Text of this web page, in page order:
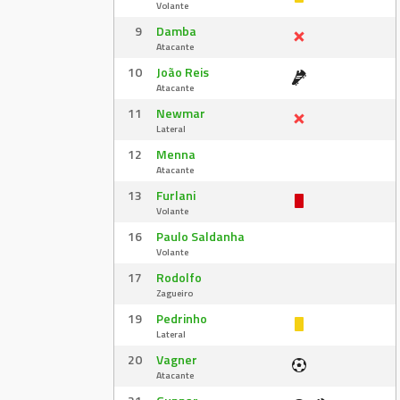
Volante
9 Damba
Atacante
10 João Reis
Atacante
11 Newmar
Lateral
12 Menna
Atacante
13 Furlani
Volante
16 Paulo Saldanha
Volante
17 Rodolfo
Zagueiro
19 Pedrinho
Lateral
20 Vagner
Atacante